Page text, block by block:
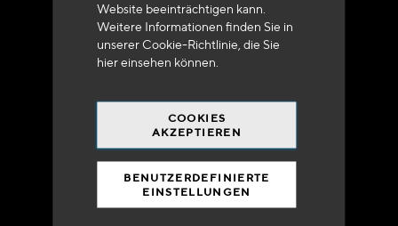
Website beeinträchtigen kann.
Weitere Informationen finden Sie in
unserer Cookie-Richtlinie, die Sie
hiereinsehen können.
COOKIES
AKZEPTIEREN
BENUTZERDEFINIERTE
EINSTELLUNGEN
Versandkostenfrei
bei 250 Euros*
90% des Katalogs
in Verfügbarkeit